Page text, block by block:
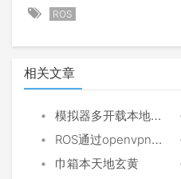
ROS
相关文章
• 模拟器多开载本地磁盘更新提速
• ROS通过openvpn指定路由策略固定游戏IP
• 巾箱本天地玄黄